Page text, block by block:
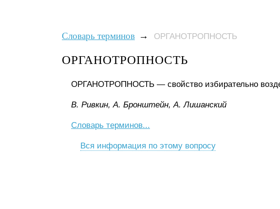
Словарь терминов → ОРГАНОТРОПНОСТЬ
ОРГАНОТРОПНОСТЬ
ОРГАНОТРОПНОСТЬ — свойство избирательно
B. Pивкин, A. Бpoнштeйн, A. Лишaнcкий
Словарь терминов...
Вся информация по этому вопросу